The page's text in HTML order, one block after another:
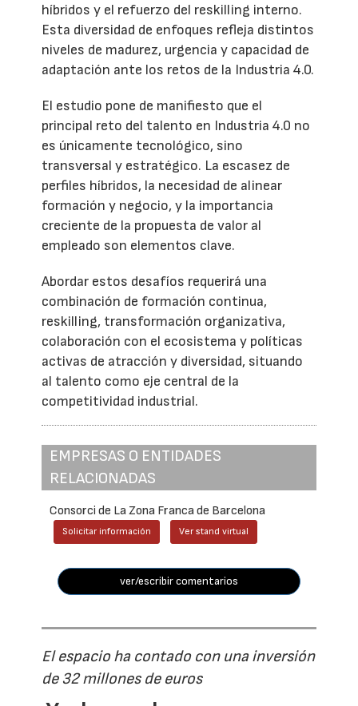
híbridos y el refuerzo del reskilling interno.
Esta diversidad de enfoques refleja distintos
niveles de madurez, urgencia y capacidad de
adaptación ante los retos de la Industria 4.0.
El estudio pone de manifiesto que el
principal reto del talento en Industria 4.0 no
es únicamente tecnológico, sino
transversal y estratégico. La escasez de
perfiles híbridos, la necesidad de alinear
formación y negocio, y la importancia
creciente de la propuesta de valor al
empleado son elementos clave.
Abordar estos desafíos requerirá una
combinación de formación continua,
reskilling, transformación organizativa,
colaboración con el ecosistema y políticas
activas de atracción y diversidad, situando
al talento como eje central de la
competitividad industrial.
EMPRESAS O ENTIDADES
RELACIONADAS
Consorci de La Zona Franca de Barcelona
Solicitar información Ver stand virtual
ver/escribir comentarios
El espacio ha contado con una inversión
de 32 millones de euros